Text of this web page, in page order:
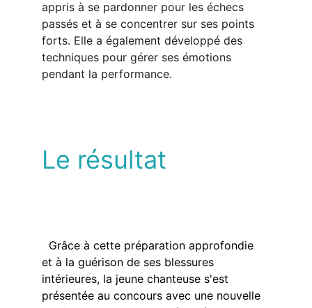
appris à se pardonner pour les échecs
passés et à se concentrer sur ses points
forts. Elle a également développé des
techniques pour gérer ses émotions
pendant la performance.
Le résultat
et à la guérison de ses blessures
intérieures, la jeune chanteuse s'est
présentée au concours avec une nouvelle